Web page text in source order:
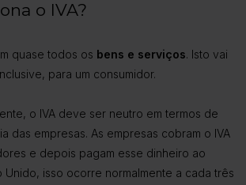
o IVA?
quase todos os bens e serviços. Isto vai
para um consumidor.
o IVA deve ser neutro em termos de
das empresas. As empresas cobram o IVA
e depois pagam esse dinheiro ao
Unido, isso ocorre normalmente a cada três